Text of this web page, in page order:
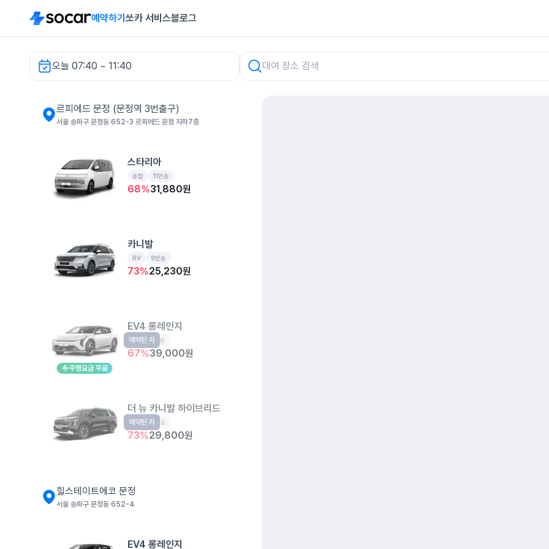
예약하기 쏘카 서비스블로그
오늘 07:40 ~ 11:40
르피에드 문정 (문정역 3번출구) 렌터카
르피에드 문정 (문정역 3번출구)
서울 송파구 문정동 652-3 르피에드 문정 지하7층
스타리아
승합 11인승
68%31,880원
카니발
RV 9인승
73%25,230원
주행요금 무료
EV4 롱레인지
EV 5인승
67%39,000원
예약된 차
더 뉴 카니발 하이브리드
RV 9인승
73%29,800원
예약된 차
힐스테이트에코 문정
서울 송파구 문정동 652-4
EV4 롱레인지